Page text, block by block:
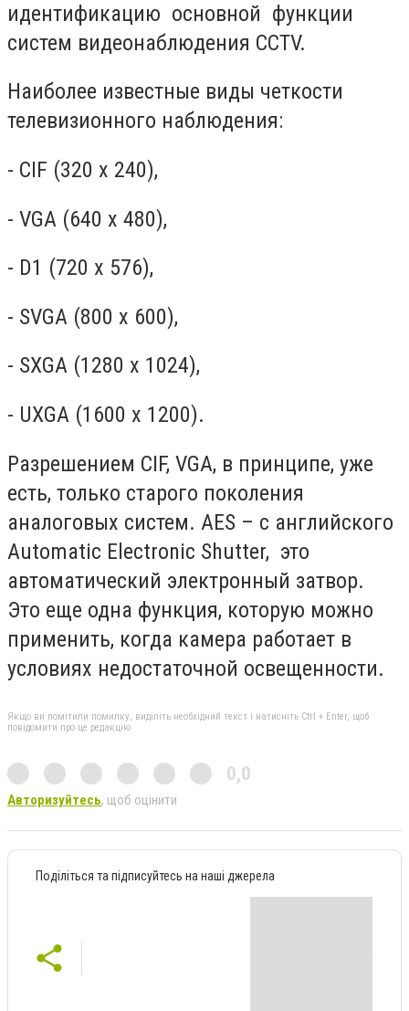
идентификацию основной функции
систем видеонаблюдения CCTV.
Наиболее известные виды четкости
телевизионного наблюдения:
- CIF (320 x 240),
- VGA (640 x 480),
- D1 (720 x 576),
- SVGA (800 x 600),
- SXGA (1280 x 1024),
- UXGA (1600 x 1200).
Разрешением CIF, VGA, в принципе, уже
есть, только старого поколения
аналоговых систем. AES – с английского
Automatic Electronic Shutter, это
автоматический электронный затвор.
Это еще одна функция, которую можно
применить, когда камера работает в
условиях недостаточной освещенности.
Якщо ви помітили помилку, виділіть необхідний текст і натисніть Ctrl + Enter, щоб
повідомити про це редакцію
0,0
Авторизуйтесь, щоб оцінити
Поділіться та підписуйтесь на наші джерела